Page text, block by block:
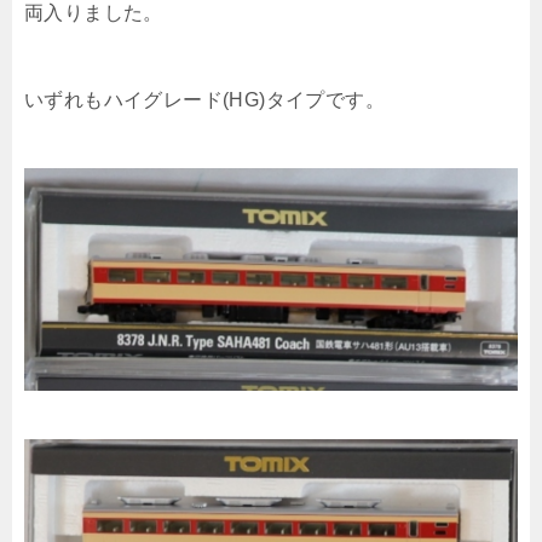
両入りました。
いずれもハイグレード(HG)タイプです。